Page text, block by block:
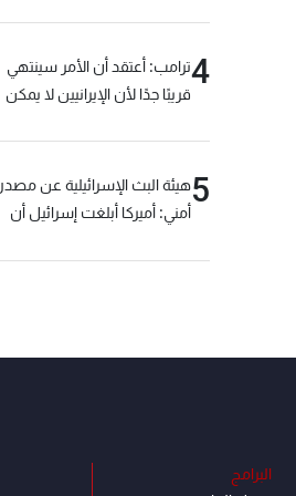
4ترامب: أعتقد أن الأمر سينتهي
قريبًا جدًا لأن الإيرانيين لا يمكن
5هيئة البث الإسرائيلية عن مصدر
أمني: أميركا أبلغت إسرائيل أن
البرامج